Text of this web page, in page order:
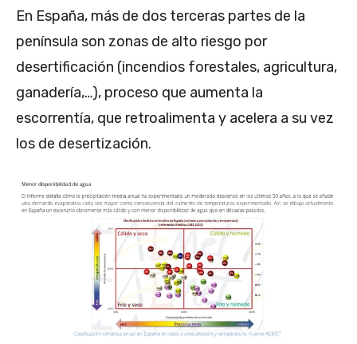
En España, más de dos terceras partes de la
península son zonas de alto riesgo por
desertificación (incendios forestales, agricultura,
ganadería,…), proceso que aumenta la
escorrentía, que retroalimenta y acelera a su vez
los de desertización.